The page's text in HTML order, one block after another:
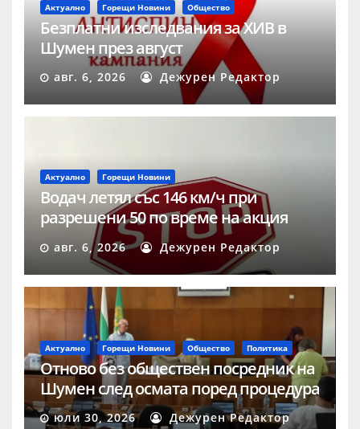
Актуално Горещи Новини Общество
Безплатни изследвания за ХИВ в
Шумен през август
авг. 6, 2026 Дежурен Редактор
Актуално Горещи Новини
Водач летял със 146 км/ч при
разрешени 50 по време на акция
„Скорост“ в Шумен
авг. 6, 2026 Дежурен Редактор
Актуално Горещи Новини Общество Политика
Отново без обществен посредник на
Шумен след осмата поред процедура
юли 30, 2026 Дежурен Редактор